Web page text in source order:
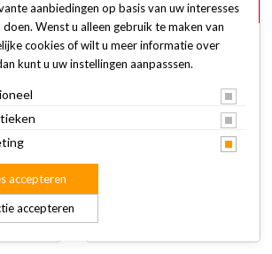
korting
korting
Adaptil halsband S/M 37,5
aanbiedingen op basis van uw interesses
doen. Wenst u alleen gebruik te maken van
cookies of wilt u meer informatie over
kunt u uw instellingen aanpasssen.
accepteren
accepteren